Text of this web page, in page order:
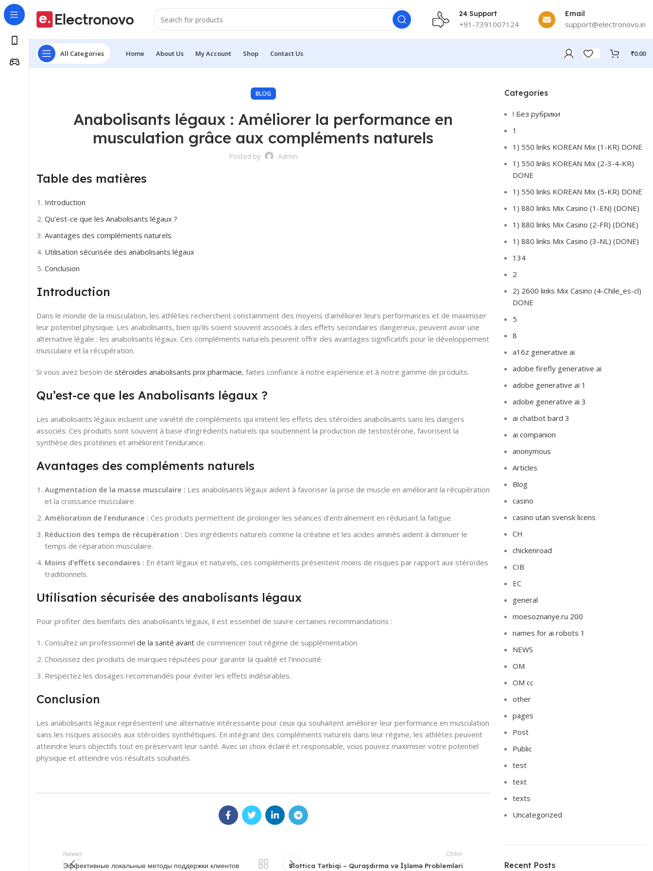
24 Support
+91-7391007124
Email
support@electronovo.in
All Categories Home About Us My Account Shop Contact Us ₹0.00
BLOG
Anabolisants légaux : Améliorer la performance en
musculation grâce aux compléments naturels
Posted by Admin
Table des matières
Introduction
Qu’est-ce que les Anabolisants légaux ?
Avantages des compléments naturels
Utilisation sécurisée des anabolisants légaux
Conclusion
Introduction
Dans le monde de la musculation, les athlètes recherchent constamment des moyens d’améliorer leurs performances et de maximiser
leur potentiel physique. Les anabolisants, bien qu’ils soient souvent associés à des effets secondaires dangereux, peuvent avoir une
alternative légale : les anabolisants légaux. Ces compléments naturels peuvent offrir des avantages significatifs pour le développement
musculaire et la récupération.
Si vous avez besoin de stéroides anabolisants prix pharmacie, faites confiance à notre expérience et à notre gamme de produits.
Qu’est-ce que les Anabolisants légaux ?
Les anabolisants légaux incluent une variété de compléments qui imitent les effets des stéroïdes anabolisants sans les dangers
associés. Ces produits sont souvent à base d’ingrédients naturels qui soutiennent la production de testostérone, favorisent la
synthèse des protéines et améliorent l’endurance.
Avantages des compléments naturels
Augmentation de la masse musculaire : Les anabolisants légaux aident à favoriser la prise de muscle en améliorant la récupération
et la croissance musculaire.
Amélioration de l’endurance : Ces produits permettent de prolonger les séances d’entraînement en réduisant la fatigue.
Réduction des temps de récupération : Des ingrédients naturels comme la créatine et les acides aminés aident à diminuer le
temps de réparation musculaire.
Moins d’effets secondaires : En étant légaux et naturels, ces compléments présentent moins de risques par rapport aux stéroïdes
traditionnels.
Utilisation sécurisée des anabolisants légaux
Pour profiter des bienfaits des anabolisants légaux, il est essentiel de suivre certaines recommandations :
Consultez un professionnel de la santé avant de commencer tout régime de supplémentation.
Choisissez des produits de marques réputées pour garantir la qualité et l’innocuité.
Respectez les dosages recommandés pour éviter les effets indésirables.
Conclusion
Les anabolisants légaux représentent une alternative intéressante pour ceux qui souhaitent améliorer leur performance en musculation
sans les risques associés aux stéroïdes synthétiques. En intégrant des compléments naturels dans leur régime, les athlètes peuvent
atteindre leurs objectifs tout en préservant leur santé. Avec un choix éclairé et responsable, vous pouvez maximiser votre potentiel
physique et atteindre vos résultats souhaités.
Newer
Эффективные локальные методы поддержки клиентов
Older
Slottica Tətbiqi – Quraşdırma və İşləmə Problemləri
Categories
! Без рубрики
1
1) 550 links KOREAN Mix (1-KR) DONE
1) 550 links KOREAN Mix (2-3-4-KR)
DONE
1) 550 links KOREAN Mix (5-KR) DONE
1) 880 links Mix Casino (1-EN) (DONE)
1) 880 links Mix Casino (2-FR) (DONE)
1) 880 links Mix Casino (3-NL) (DONE)
134
2
2) 2600 links Mix Casino (4-Chile_es-cl)
DONE
5
8
a16z generative ai
adobe firefly generative ai
adobe generative ai 1
adobe generative ai 3
ai chatbot bard 3
ai companion
anonymous
Articles
Blog
casino
casino utan svensk licens
CH
chickenroad
CIB
EC
general
moesoznanye.ru 200
names for ai robots 1
NEWS
OM
OM cc
other
pages
Post
Public
test
text
texts
Uncategorized
Recent Posts